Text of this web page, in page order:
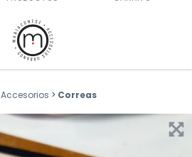
Accesorios > Correas